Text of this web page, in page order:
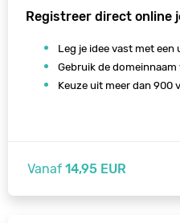
Registreer direct online
Leg je idee vast met een
Gebruik de
Keuze uit meer dan 900
Vanaf 14,95 EUR